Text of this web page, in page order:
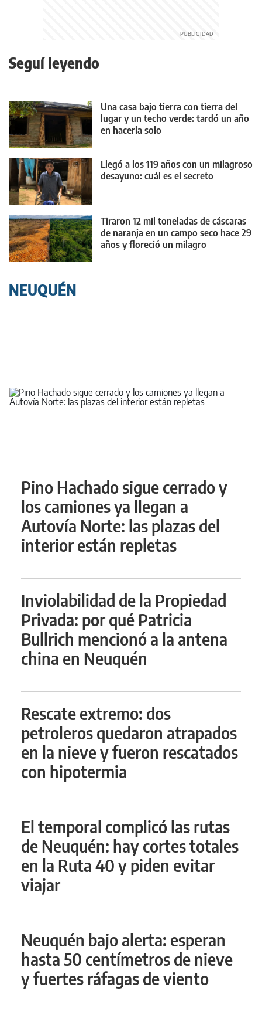
Seguí leyendo
Una casa bajo tierra con tierra del
lugar y un techo verde: tardó un año
en hacerla solo
Llegó a los 119 años con un milagroso
desayuno: cuál es el secreto
Tiraron 12 mil toneladas de cáscaras
de naranja en un campo seco hace 29
años y floreció un milagro
NEUQUÉN
Pino Hachado sigue cerrado y
los camiones ya llegan a
Autovía Norte: las plazas del
interior están repletas
Inviolabilidad de la Propiedad
Privada: por qué Patricia
Bullrich mencionó a la antena
china en Neuquén
Rescate extremo: dos
petroleros quedaron atrapados
en la nieve y fueron rescatados
con hipotermia
El temporal complicó las rutas
de Neuquén: hay cortes totales
en la Ruta 40 y piden evitar
viajar
Neuquén bajo alerta: esperan
hasta 50 centímetros de nieve
y fuertes ráfagas de viento